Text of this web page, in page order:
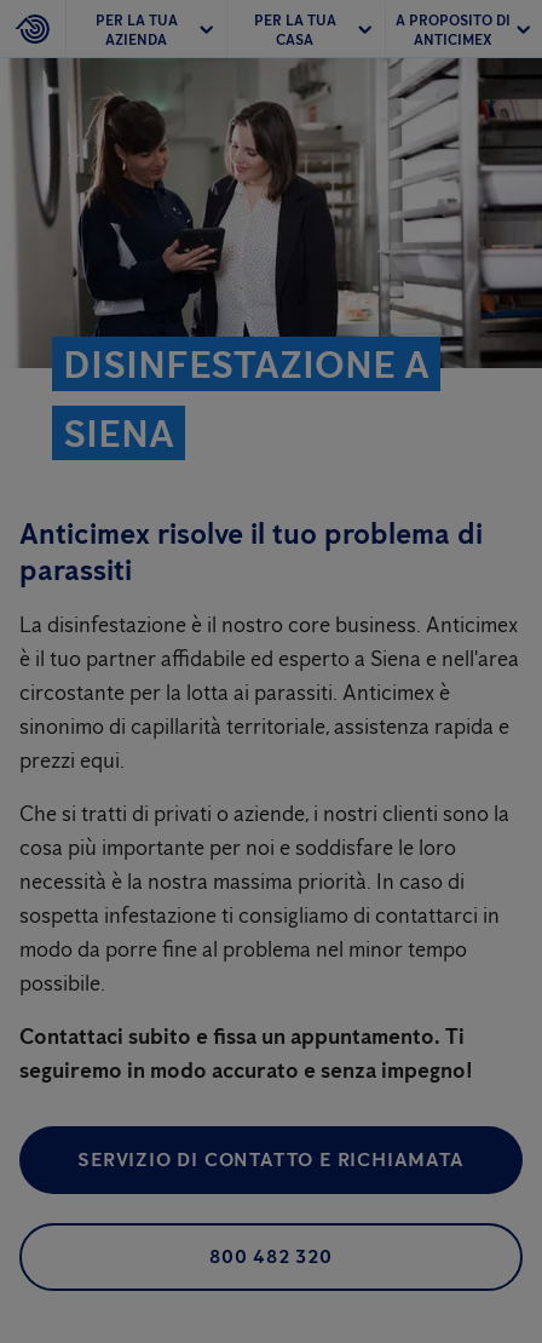
PER LA TUA
AZIENDA
PER LA TUA
CASA
A PROPOSITO DI
ANTICIMEX
DISINFESTAZIONE A
SIENA
Anticimex risolve il tuo problema di
parassiti
La disinfestazione è il nostro core business. Anticimex
è il tuo partner affidabile ed esperto a Siena e nell'area
circostante per la lotta ai parassiti. Anticimex è
sinonimo di capillarità territoriale, assistenza rapida e
prezzi equi.
Che si tratti di privati ​​o aziende, i nostri clienti sono la
cosa più importante per noi e soddisfare le loro
necessità è la nostra massima priorità. In caso di
sospetta infestazione ti consigliamo di contattarci in
modo da porre fine al problema nel minor tempo
possibile.
Contattaci subito e fissa un appuntamento. Ti
seguiremo in modo accurato e senza impegno!
SERVIZIO DI CONTATTO E RICHIAMATA
800 482 320